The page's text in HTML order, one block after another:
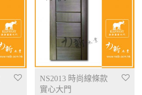
NS2013 時尚線條款
實心大門